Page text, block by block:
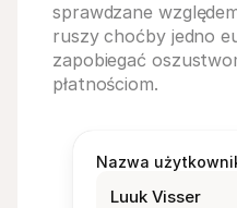
sprawdzane
ruszy choćby jedno
zapobiegać
płatnościom.
Nazwa
Luuk Visser